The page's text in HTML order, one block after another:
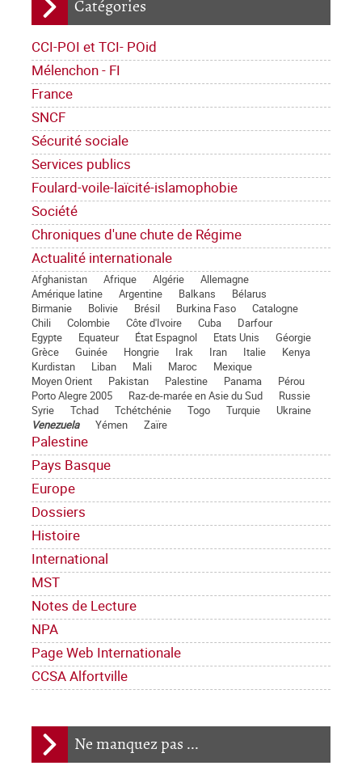
Catégories
CCI-POI et TCI- POid
Mélenchon - FI
France
SNCF
Sécurité sociale
Services publics
Foulard-voile-laïcité-islamophobie
Société
Chroniques d'une chute de Régime
Actualité internationale
Afghanistan Afrique Algérie
Allemagne
Amérique latine
Argentine Balkans
Bélarus
Birmanie
Bolivie Brésil Burkina Faso
Catalogne
Chili
Colombie Côte d'Ivoire Cuba
Darfour
Egypte
Equateur État Espagnol Etats Unis
Géorgie
Grèce
Guinée Hongrie Irak Iran Italie
Kenya
Kurdistan
Liban Mali Maroc
Mexique
Moyen Orient
Pakistan Palestine Panama
Pérou
Porto Alegre 2005
Raz-de-marée en Asie du Sud
Russie
Syrie
Tchad Tchétchénie Togo Turquie
Ukraine
Venezuela
Yémen Zaïre
Palestine
Pays Basque
Europe
Dossiers
Histoire
International
MST
Notes de Lecture
NPA
Page Web Internationale
CCSA Alfortville
Ne manquez pas ...